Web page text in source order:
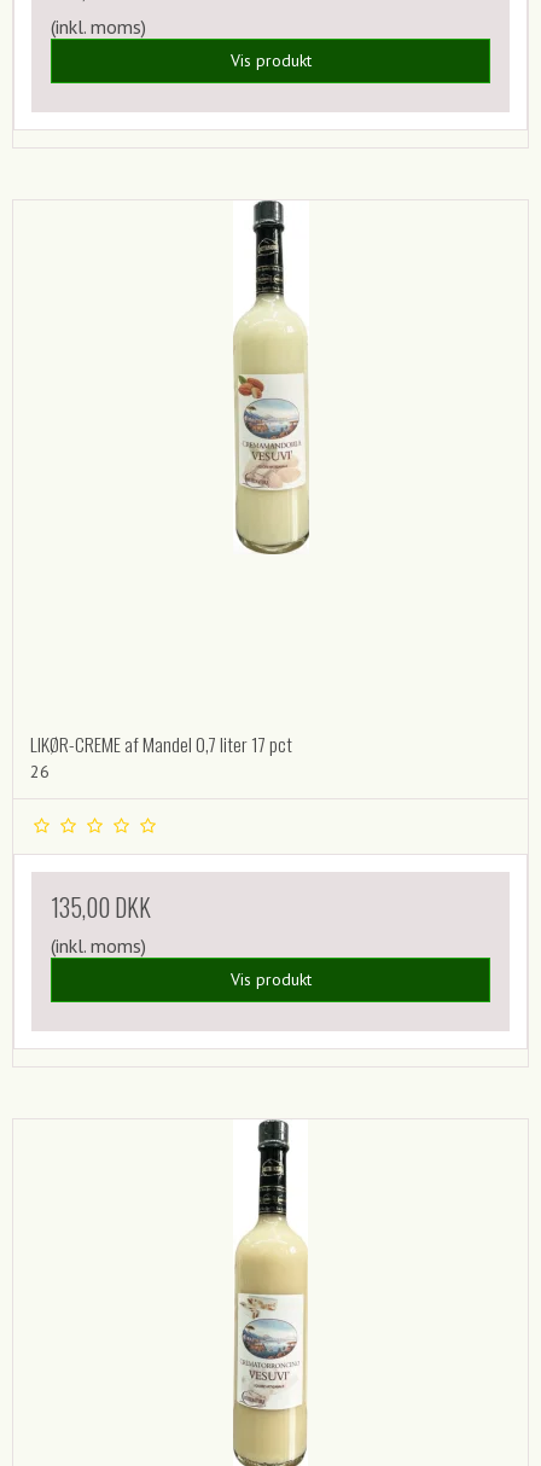
(inkl. moms)
Vis produkt
LIKØR-CREME af Mandel 0,7 liter 17 pct
26
135,00 DKK
(inkl. moms)
Vis produkt